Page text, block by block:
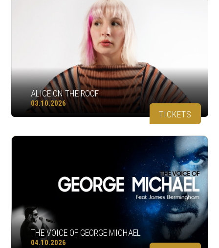
ALICE ON THE ROOF
03.10.2026
TICKETS
THE VOICE OF GEORGE MICHAEL
04.10.2026